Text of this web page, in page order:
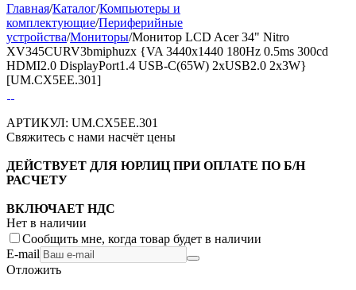
Главная/Каталог/Компьютеры и
комплектующие/Периферийные
устройства/Мониторы/Монитор LCD Acer 34" Nitro
XV345CURV3bmiphuzx {VA 3440x1440 180Hz 0.5ms 300cd
HDMI2.0 DisplayPort1.4 USB-C(65W) 2xUSB2.0 2x3W}
[UM.CX5EE.301]
АРТИКУЛ: UM.CX5EE.301
Свяжитесь с нами насчёт цены
ДЕЙСТВУЕТ ДЛЯ ЮРЛИЦ ПРИ ОПЛАТЕ ПО Б/Н
РАСЧЕТУ
ВКЛЮЧАЕТ НДС
Нет в наличии
Сообщить мне, когда товар будет в наличии
E-mail
Отложить